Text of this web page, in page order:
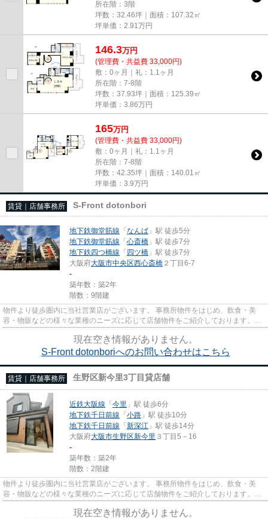
所在階：3階
坪数：32.46坪｜面積：107.32㎡
坪単価： 2.91 万円
146.3万円
(管理費・共益費 33,000円)
敷：0ヶ月｜礼：1.1ヶ月
所在階：7-8階
坪数：37.93坪｜面積：125.39㎡
坪単価： 3.86万円
165万円
(管理費・共益費 33,000円)
敷：0ヶ月｜礼：1.1ヶ月
所在階：7-8階
坪数：42.35坪｜面積：140.01㎡
坪単価： 3.9万円
賃貸｜店舗事務所 S-Front dotonbori
地下鉄御堂筋線 「なんば 」駅 徒歩5分
地下鉄御堂筋線 「心斎橋 」駅 徒歩7分
地下鉄四つ橋線 「四ツ橋 」駅 徒歩7分
大阪府大阪市中央区西心斎橋 ２丁目6-7
-
築年数：築2年
階数：9階建
物件より徒歩圏内に当社営業店がございます。 事務所物件をはじめ、飲食・美
容・物販などの様々な業種のニーズに応じて店舗物件をご紹介しております。
尚、弊社ではおとり広告は一切...
現在空き情報がありません。
S-Front dotonboriへのお問い合わせはこちら
賃貸｜店舗事務所 生野区新今里3丁目貸店舗
近鉄大阪線 「今里 」駅 徒歩6分
地下鉄千日前線 「小路 」駅 徒歩10分
地下鉄千日前線 「新深江 」駅 徒歩14分
大阪府大阪市生野区新今里 ３丁目5－16
-
築年数：築2年
階数：2階建
物件より徒歩圏内に当社営業店がございます。 事務所物件をはじめ、飲食・美
容・物販などの様々な業種のニーズに応じて店舗物件をご紹介しております。
尚、弊社ではおとり広告は一切...
現在空き情報がありません。